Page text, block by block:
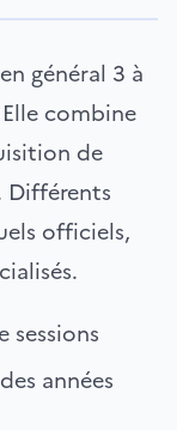
général 3 à
combine
de
Différents
officiels,
sessions
années